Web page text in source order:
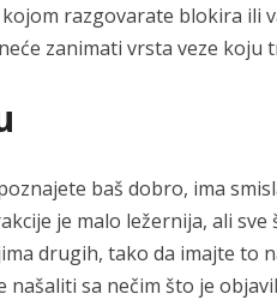
razgovarate blokira ili
zanimati vrsta veze koju
baš dobro, ima
je malo ležernija, ali sve
drugih, tako da imajte to
sa nečim što je